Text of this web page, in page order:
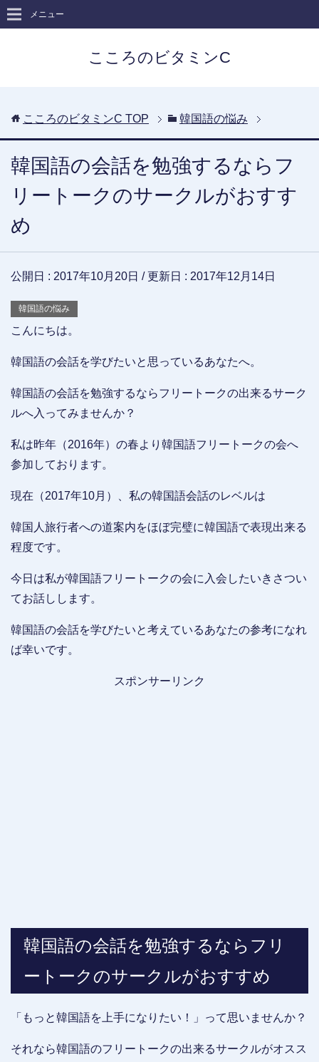
こころのビタミンC
メニュー
こころのビタミンC TOP 韓国語の悩み
韓国語の会話を勉強するならフ
リートークのサークルがおすす
め
公開日 : 2017年10月20日 / 更新日 : 2017年12月14日
韓国語の悩み
こんにちは。
韓国語の会話を学びたいと思っているあなたへ。
韓国語の会話を勉強するならフリートークの出来るサーク
ルへ入ってみませんか？
私は昨年（2016年）の春より韓国語フリートークの会へ
参加しております。
現在（2017年10月）、私の韓国語会話のレベルは
韓国人旅行者への道案内をほぼ完璧に韓国語で表現出来る
程度です。
今日は私が韓国語フリートークの会に入会したいきさつい
てお話しします。
韓国語の会話を学びたいと考えているあなたの参考になれ
ば幸いです。
スポンサーリンク
韓国語の会話を勉強するならフリ
ートークのサークルがおすすめ
「もっと韓国語を上手になりたい！」って思いませんか？
それなら韓国語のフリートークの出来るサークルがオスス